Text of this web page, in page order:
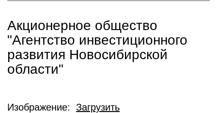
Акционерное общество
"Агентство инвестиционного
развития Новосибирской
области"
Изображение: Загрузить